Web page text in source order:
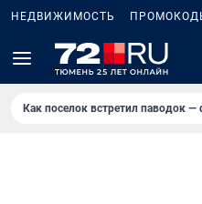
НЕДВИЖИМОСТЬ
Как поселок встретил паводок —